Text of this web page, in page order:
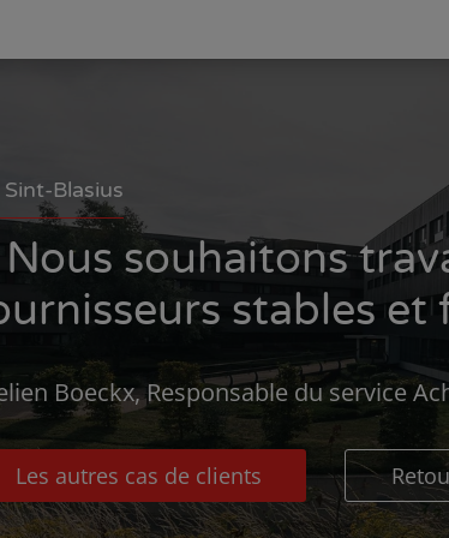
Sint-Blasius
Nous souhaitons
stables et
Boeckx, Responsable du service
Les autres cas de clients